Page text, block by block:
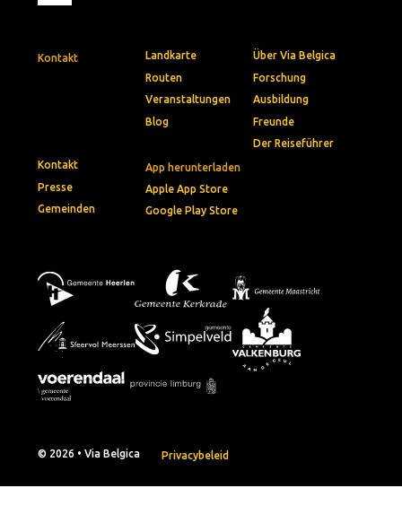
Kontakt
App herunterladen
Apple App Store
Google Play Store
Landkarte
Routen
Veranstaltungen
Blog
Über Via Belgica
Forschung
Ausbildung
Freunde
Der Reiseführer
Kontakt
Presse
Gemeinden
© 2026 • Via Belgica Privacybeleid